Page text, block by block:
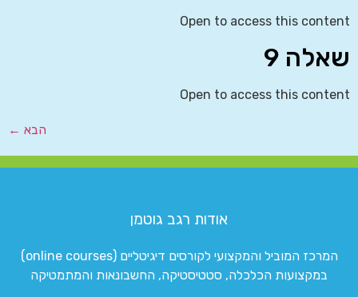
Open to access this content
שאלה 9
Open to access this content
הבא ←
אודות רגב גוטמן
המרכז המוביל והמקצועי לקורסים דיגיטליים (online courses)
במקצועות הכלכלה, סטטיסטיקה, החשבונאות והמתמטיקה